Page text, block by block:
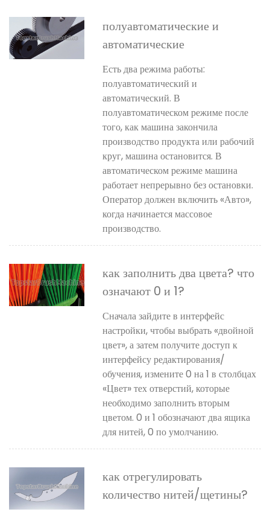
полуавтоматические и
автоматические
Есть два режима работы:
полуавтоматический и
автоматический. В
полуавтоматическом режиме после
того, как машина закончила
производство продукта или рабочий
круг, машина остановится. В
автоматическом режиме машина
работает непрерывно без остановки.
Оператор должен включить «Авто»,
когда начинается массовое
производство.
как заполнить два цвета? что
означают 0 и 1?
Сначала зайдите в интерфейс
настройки, чтобы выбрать «двойной
цвет», а затем получите доступ к
интерфейсу редактирования/
обучения, измените 0 на 1 в столбцах
«Цвет» тех отверстий, которые
необходимо заполнить вторым
цветом. 0 и 1 обозначают два ящика
для нитей, 0 по умолчанию.
как отрегулировать
количество нитей/щетины?